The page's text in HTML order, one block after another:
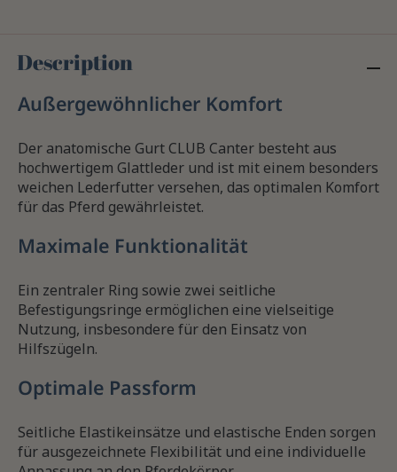
Description
Außergewöhnlicher Komfort
Der anatomische Gurt CLUB Canter besteht aus
hochwertigem Glattleder und ist mit einem besonders
weichen Lederfutter versehen, das optimalen Komfort
für das Pferd gewährleistet.
Maximale Funktionalität
Ein zentraler Ring sowie zwei seitliche
Befestigungsringe ermöglichen eine vielseitige
Nutzung, insbesondere für den Einsatz von
Hilfszügeln.
Optimale Passform
Seitliche Elastikeinsätze und elastische Enden sorgen
für ausgezeichnete Flexibilität und eine individuelle